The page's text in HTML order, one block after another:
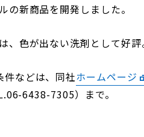
の新商品を開発しました。
、色が出ない洗剤として好
件などは、同社ホームページ
6438-7305）まで。